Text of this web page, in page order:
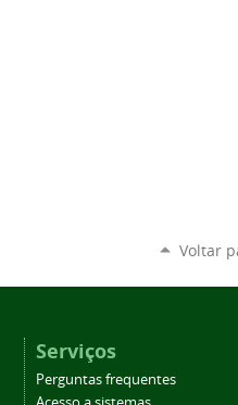
Voltar
Serviços
Perguntas frequentes